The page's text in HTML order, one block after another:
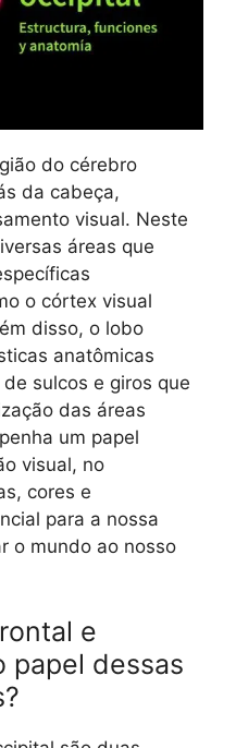
do cérebro
da cabeça,
visual. Neste
áreas que
o córtex visual
disso, o lobo
anatômicas
sulcos e giros que
das áreas
um papel
visual, no
cores e
para a nossa
o mundo ao nosso
e
papel dessas